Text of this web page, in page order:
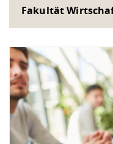
Fakultät